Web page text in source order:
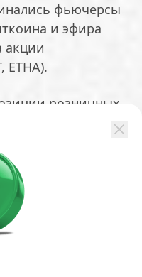
фьючерсы
и эфира
акции
ETHA).
розничных
5600.
354 млн рублей
автоследования
85,6 млн рублей в